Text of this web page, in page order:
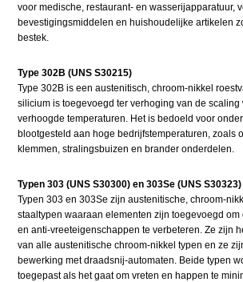
voor medische, restaurant- en wasserijapparatuur,
bevestigingsmiddelen en huishoudelijke artikelen
bestek.
Type 302B (UNS S30215)
Type 302B is een austenitisch, chroom-nikkel
silicium is toegevoegd ter verhoging van de scaling
verhoogde temperaturen. Het is bedoeld voor
blootgesteld aan hoge bedrijfstemperaturen, zoals
klemmen, stralingsbuizen en brander onderdelen.
Typen 303 (UNS S30300) en 303Se (UNS S30323)
Typen 303 en 303Se zijn austenitische, chroom-
staaltypen waaraan elementen zijn toegevoegd
en anti-vreeteigenschappen te verbeteren. Ze zijn
van alle austenitische chroom-nikkel typen en ze
bewerking met draadsnij-automaten. Beide typen
toegepast als het gaat om vreten en happen te